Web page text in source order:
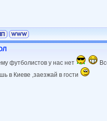
футболистов у нас нет
в Киеве ,заезжай в гости